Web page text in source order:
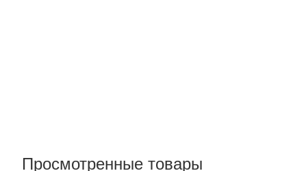
Просмотренные товары